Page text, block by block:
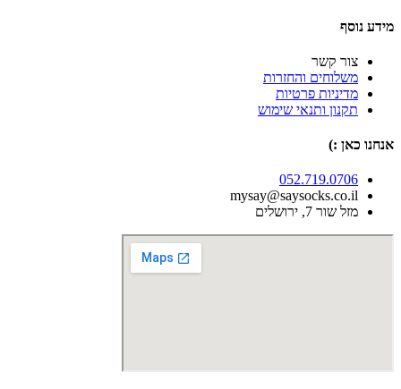
נוסף
צור קשר
משלוחים והחזרות
מדיניות פרטיות
תקנון ותנאי שימוש
כאן :)
052.719.0706
mysay@saysocks.co.il‏
מזל שור 7, ירושלים